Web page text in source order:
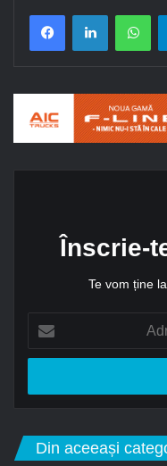
Înscrie-
Te vom ține
r
s
d
Din aceeași